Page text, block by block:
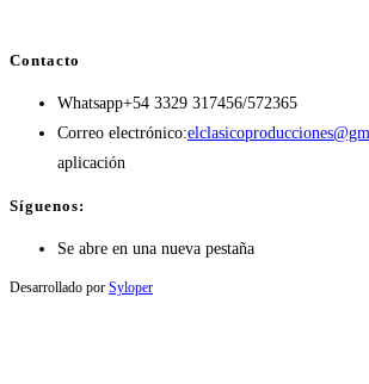
Contacto
Whatsapp+54 3329 317456/572365
Correo electrónico:
aplicación
Síguenos:
Se abre en una nueva pestaña
Desarrollado por Syloper